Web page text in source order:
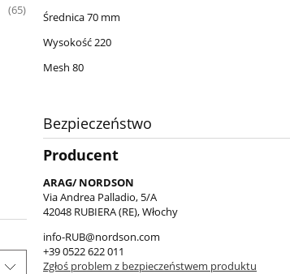
(65)
Średnica 70 mm
Wysokość 220
Mesh 80
Bezpieczeństwo
Producent
ARAG/ NORDSON
Via Andrea Palladio, 5/A
42048 RUBIERA (RE), Włochy
info-RUB@nordson.com
+39 0522 622 011
Zgłoś problem z bezpieczeństwem produktu